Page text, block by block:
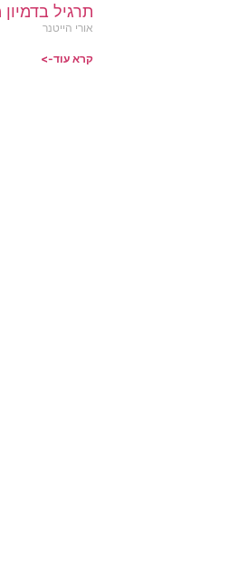
תרגיל
אורי הייטנר
קרא עוד->